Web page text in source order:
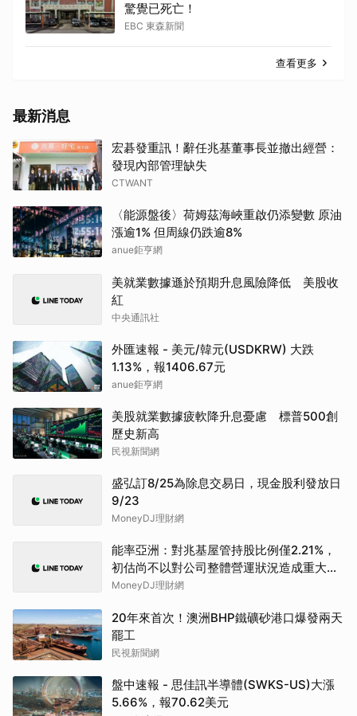
驚覺已死亡！
EBC 東森新聞
查看更多
最新消息
宏碁發重訊！辭任兆基董事長並撤出經營：
發現內部管理缺失
CTWANT
〈能源盤後〉荷姆茲海峽重啟仍添變數 原油
漲逾1% 但周線仍跌逾8%
anue鉅亨網
美就業數據遜於預期升息風險降低 美股收
紅
中央通訊社
外匯速報 - 美元/韓元(USDKRW) 大跌
1.13%，報1406.67元
anue鉅亨網
美股就業數據疲軟降升息憂慮 標普500創
歷史新高
民視新聞網
盛弘訂8/25為除息交易日，現金股利發放日
9/23
MoneyDJ理財網
能率亞洲：對兆基屋管持股比例僅2.21%，
初估尚不以對公司整體營運狀況造成重大影
響
MoneyDJ理財網
20年來首次！澳洲BHP鐵礦砂港口爆發兩天
罷工
民視新聞網
盤中速報 - 思佳訊半導體(SWKS-US)大漲
5.66%，報70.62美元